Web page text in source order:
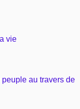
vie
au travers de